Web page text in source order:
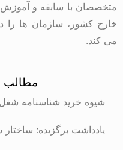
با سابقه و آموزش دیده در
سازمان ها را در سفر
مطالب و
شناسنامه شغل
برگزیده: ساختار سازمانی